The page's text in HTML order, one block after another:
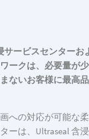
サービスセンターお
ークは、必要量が
ないお客様に最高
への対応が可能な
ーは、Ultraseal 含